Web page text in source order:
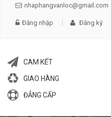
nhaphangvanloc@gmail.com
Đăng nhập Đăng ký
CAM KẾT
GIAO HÀNG
ĐẲNG CẤP